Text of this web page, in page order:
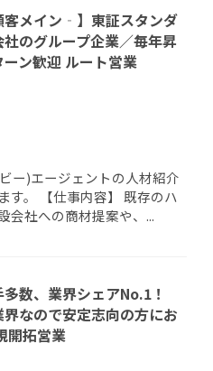
客メイン‐】東証スタンダ
のグループ企業／毎年昇
ン歓迎 ルート営業
ー)エージェントの人材紹介
す。 【仕事内容】 既存のハ
会社への商材提案や、...
多数、業界シェアNo.1！
なので安定志向の方にお
開拓営業